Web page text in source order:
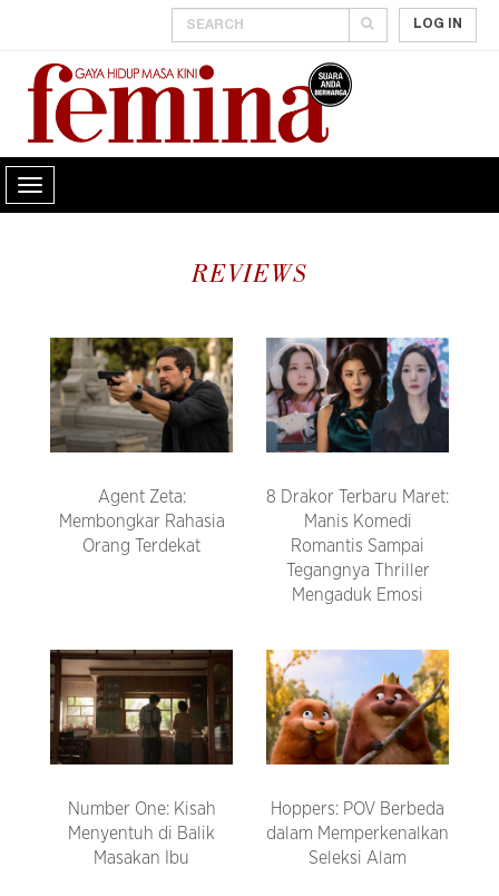
LOG IN
REVIEWS
Agent Zeta:
Membongkar Rahasia
Orang Terdekat
8 Drakor Terbaru Maret:
Manis Komedi
Romantis Sampai
Tegangnya Thriller
Mengaduk Emosi
Number One: Kisah
Menyentuh di Balik
Masakan Ibu
Hoppers: POV Berbeda
dalam Memperkenalkan
Seleksi Alam